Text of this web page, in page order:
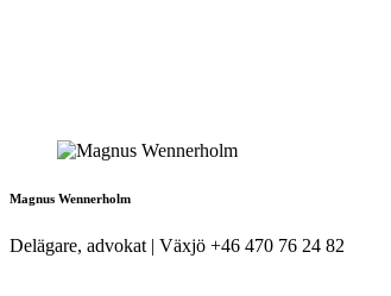
Magnus Wennerholm
Delägare, advokat | Växjö +46 470 76 24 82